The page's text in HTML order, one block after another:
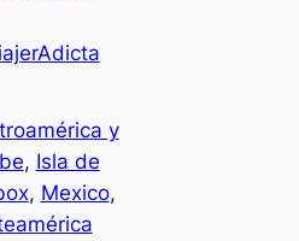
y
, Isla de
, Mexico